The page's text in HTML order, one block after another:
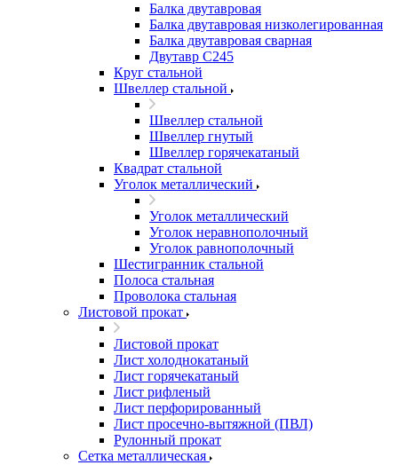
Балка двутавровая
Балка двутавровая низколегированная
Балка двутавровая сварная
Двутавр С245
Круг стальной
Швеллер стальной
Швеллер стальной
Швеллер гнутый
Швеллер горячекатаный
Квадрат стальной
Уголок металлический
Уголок металлический
Уголок неравнополочный
Уголок равнополочный
Шестигранник стальной
Полоса стальная
Проволока стальная
Листовой прокат
Листовой прокат
Лист холоднокатаный
Лист горячекатаный
Лист рифленый
Лист перфорированный
Лист просечно-вытяжной (ПВЛ)
Рулонный прокат
Сетка металлическая